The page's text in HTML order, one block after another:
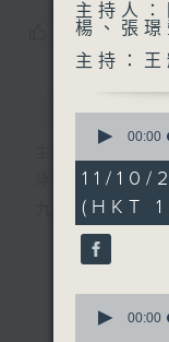
您喜歡這個
簡介
九十分鐘走遍世
主持人
楊、張
主持：
1
hour,
15
54
seconds
00:00
11/
(HKT
00:00